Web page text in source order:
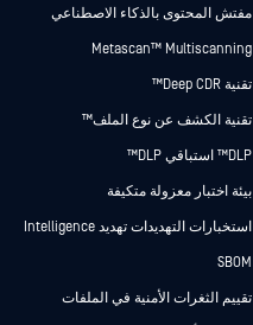
مفتش المحتوى بالذكاء الاصطناعي
Metascan™ Multiscanning
تقنية Deep CDR™
تقنية الكشف عن نوع الملف™
DLP™ استباقي DLP™
بيئة اختبار معزولة متكيفة
استخبارات التهديدات تهديد Intelligence
SBOM
تقييم الثغرات الأمنية في الملفات